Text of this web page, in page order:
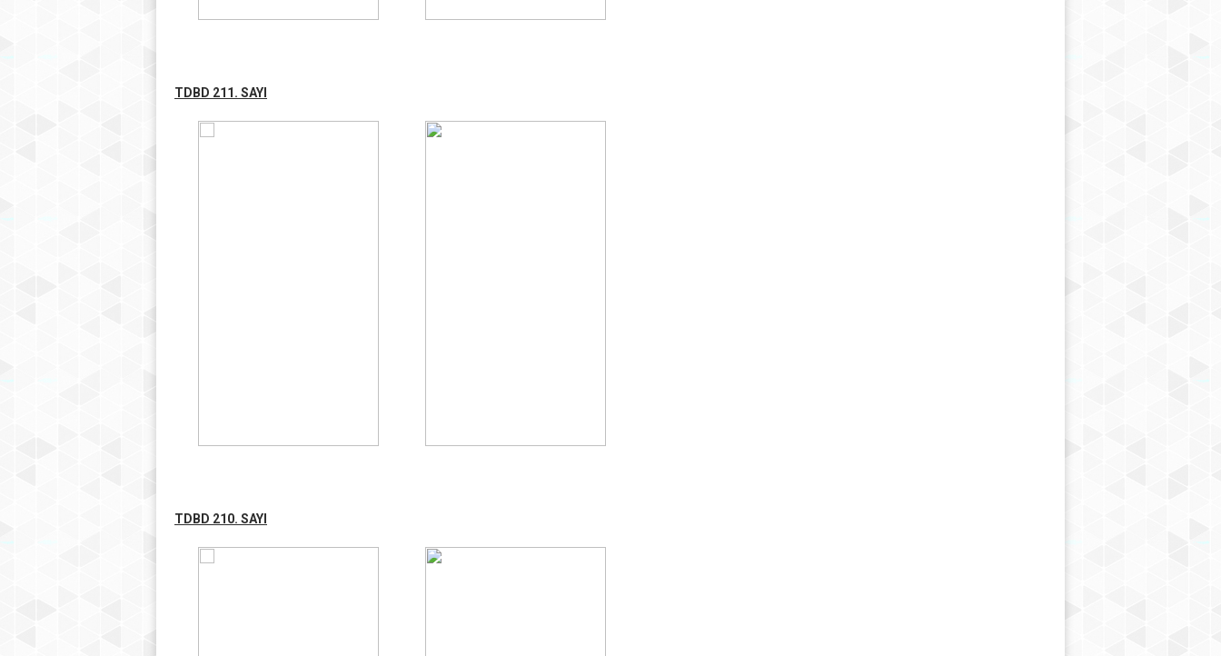
TDBD 211. SAYI
TDBD 210. SAYI